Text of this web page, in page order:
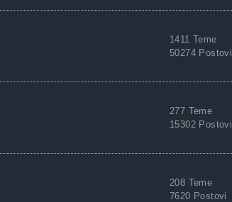
1411 Teme
50274 Postovi
277 Teme
15302 Postovi
208 Teme
7620 Postovi